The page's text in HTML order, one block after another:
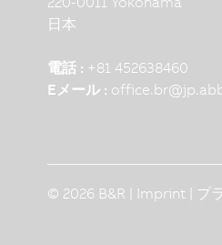
日本
電話 : +81 452638460
Eメール : office.br@
© 2026 B&R | Imprint プ